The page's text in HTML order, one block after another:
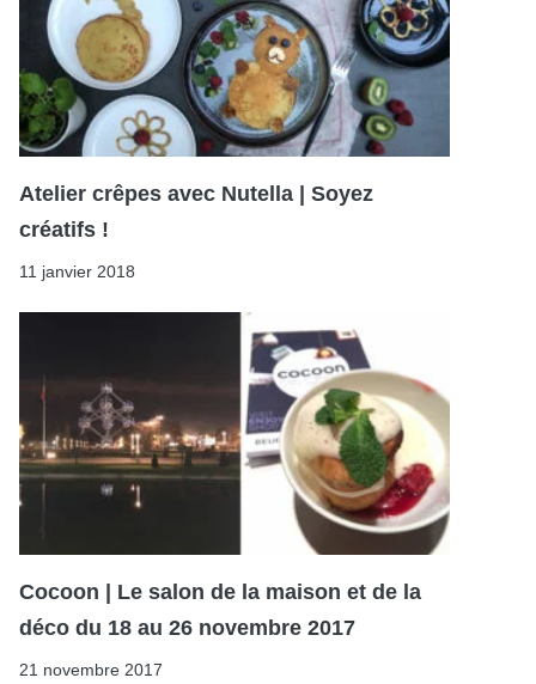
Atelier crêpes avec Nutella | Soyez
créatifs !
11 janvier 2018
Cocoon | Le salon de la maison et de la
déco du 18 au 26 novembre 2017
21 novembre 2017